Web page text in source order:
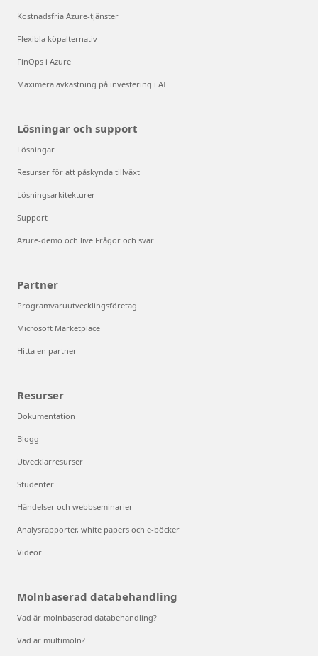
Kostnadsfria Azure-tjänster
Flexibla köpalternativ
FinOps i Azure
Maximera avkastning på investering i AI
Lösningar och support
Lösningar
Resurser för att påskynda tillväxt
Lösningsarkitekturer
Support
Azure-demo och live Frågor och svar
Partner
Programvaruutvecklingsföretag
Microsoft Marketplace
Hitta en partner
Resurser
Dokumentation
Blogg
Utvecklarresurser
Studenter
Händelser och webbseminarier
Analysrapporter, white papers och e-böcker
Videor
Molnbaserad databehandling
Vad är molnbaserad databehandling?
Vad är multimoln?